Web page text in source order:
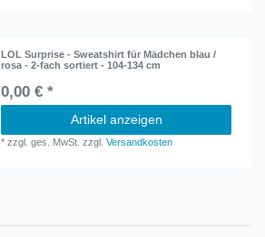
LOL Surprise - Sweatshirt für Mädchen blau /
rosa - 2-fach sortiert - 104-134 cm
0,00 € *
Artikel anzeigen
*zzgl. ges. MwSt. zzgl.Versandkosten